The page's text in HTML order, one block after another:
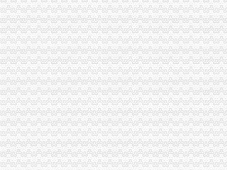
国际贸易公司注册流程及费用-商务服务-铁道网
外贸公司注册流程-PLATFORM水中提壶-搜狐博客
山西注册外贸公司的流程及费用【今日推荐网-太原工商/税务/财务】
虹口区外贸公司注册流程-商务服务-绍兴E网
武汉注册外贸公司流程及费用【工商吧】_百度贴吧
上海外贸公司注册流程浦东注册外贸公司费用找上海磐琨
上海注册外贸公司的流程_普陀注册公司|普陀注册公司流程|上海普陀注
注册上海外贸公司流程-商务服务-六安新闻网
外贸公司注册流程是怎么样的？_已解决-阿里巴巴生意经
嘉定区外贸公司注册流程-商务服务-铁道网
外贸企业注册流程—在线播放—优酷网,高清在线观看
【免费咨询闵行外贸公司注册流程须知】价格,厂家,金融服务-搜了网
【上海注册外贸公司步骤、及流程】厂家,价格,图片_上海注册公司
上海注册家外贸公司的流程所需材料价格|上海注册家外贸公司的流程所
小型外贸公司注册流程_成都公司注册
注册国际贸易公司的流程以及费用详-商务服务